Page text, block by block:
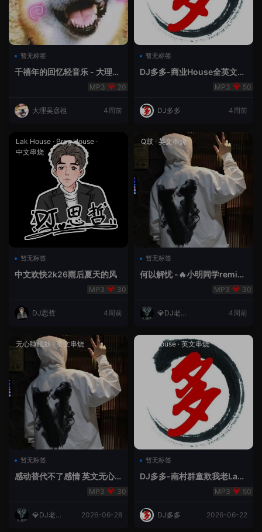
暂无标签
千禧年的回忆轻音乐 - 大理吴
20
大理吴彦祖 4周前
暂无标签
DJ多多-商业House全英文经
50
DJ多多 4周前
Lak House · Prog House ·
中文串烧
暂无标签
中文欢快2k26雨后夏天的风
30
DJ思哲 4周前
Q鼓 · 英文串烧
暂无标签
何以解忧 -🔥小明同学remix
30
💎DJ老王
4周前
无心睡眠鼓 ·英文串烧
暂无标签
感动替代不了感情 英文无心
睡眠睡-小明同学remix
30
💎DJ老王
2026-06-28
Lak House· 英文串烧
暂无标签
DJ多多-南村群童欺我老Lak
50
DJ多多 2026-06-22